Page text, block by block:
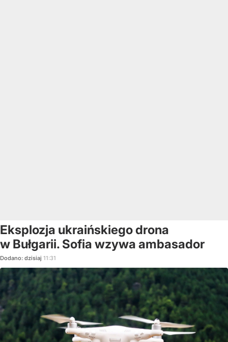
Eksplozja ukraińskiego drona
w Bułgarii. Sofia wzywa ambasador
Dodano: dzisiaj 11:31